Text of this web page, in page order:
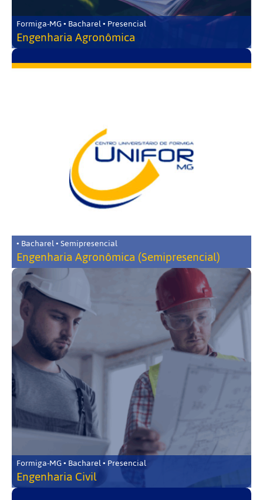
Formiga-MG • Bacharel • Presencial
Engenharia Agronômica
• Bacharel • Semipresencial
Engenharia Agronômica (Semipresencial)
Formiga-MG • Bacharel • Presencial
Engenharia Civil